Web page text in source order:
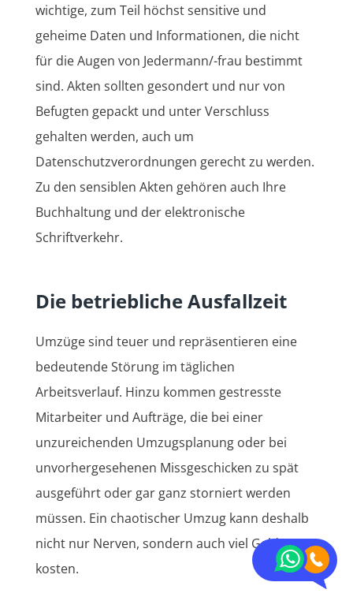
wichtige, zum Teil höchst sensitive und
geheime Daten und Informationen, die nicht
für die Augen von Jedermann/-frau bestimmt
sind. Akten sollten gesondert und nur von
Befugten gepackt und unter Verschluss
gehalten werden, auch um
Datenschutzverordnungen gerecht zu werden.
Zu den sensiblen Akten gehören auch Ihre
Buchhaltung und der elektronische
Schriftverkehr.
Die betriebliche Ausfallzeit
Umzüge sind teuer und repräsentieren eine
bedeutende Störung im täglichen
Arbeitsverlauf. Hinzu kommen gestresste
Mitarbeiter und Aufträge, die bei einer
unzureichenden Umzugsplanung oder bei
unvorhergesehenen Missgeschicken zu spät
ausgeführt oder gar ganz storniert werden
müssen. Ein chaotischer Umzug kann deshalb
nicht nur Nerven, sondern auch viel Geld
kosten.